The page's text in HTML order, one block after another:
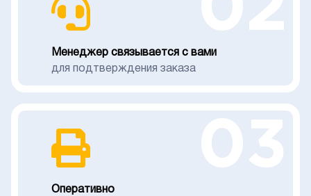
Менеджер связывается с вами
для подтверждения заказа
Оперативно